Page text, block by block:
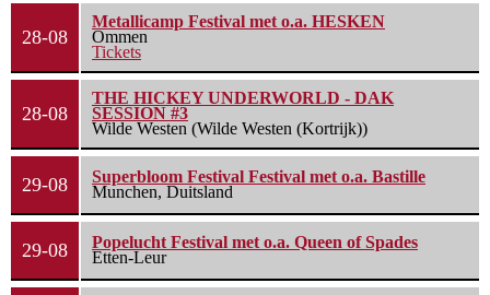
28-08
Metallicamp Festival met o.a. HESKEN
Ommen
Tickets
28-08
THE HICKEY UNDERWORLD - DAK
SESSION #3
Wilde Westen (Wilde Westen (Kortrijk))
29-08
Superbloom Festival Festival met o.a. Bastille
Munchen, Duitsland
29-08
Popelucht Festival met o.a. Queen of Spades
Etten-Leur